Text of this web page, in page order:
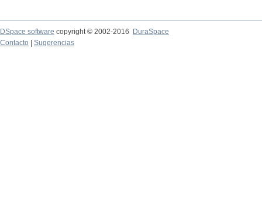
DSpace software copyright © 2002-2016
DuraSpace
Contacto
Sugerencias